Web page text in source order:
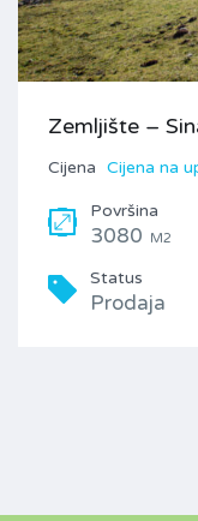
Zemljište –
Cijena Cijena na
Površina
3080 M2
Status
Prodaja